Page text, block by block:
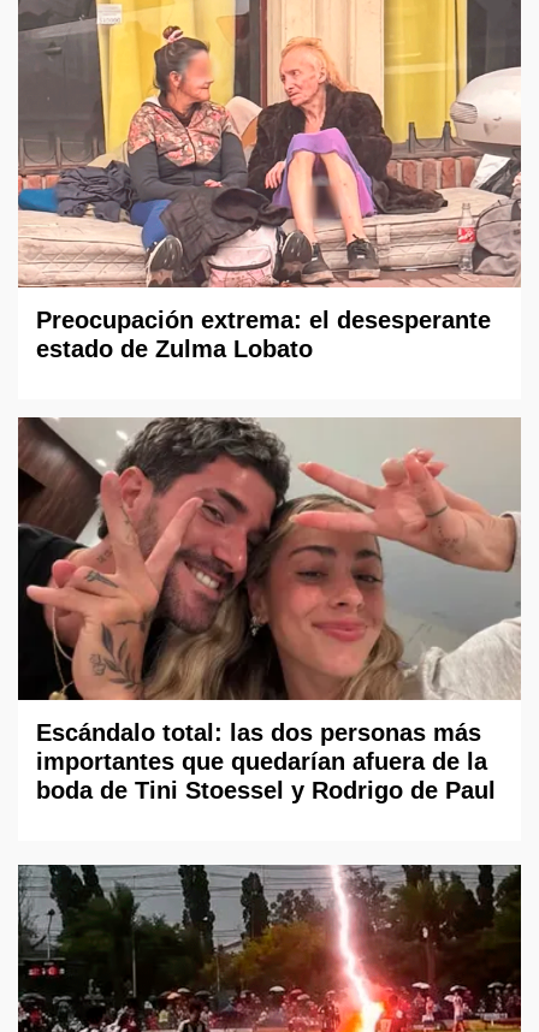
Preocupación extrema: el desesperante
estado de Zulma Lobato
Escándalo total: las dos personas más
importantes que quedarían afuera de la
boda de Tini Stoessel y Rodrigo de Paul